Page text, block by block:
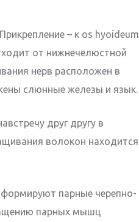
– к os hyoideum.
от нижнечелюстной
нерв расположен в
слюнные железы и язык.
друг другу в
волокон находится
парные черепно-
парных мышц